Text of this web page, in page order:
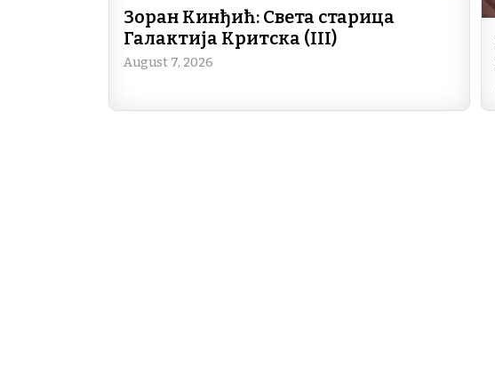
Зоран Кинђић: Света старица
Галактија Критска (III)
August 7, 2026